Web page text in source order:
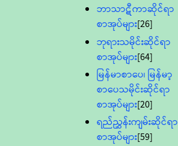
ဘာသာဋီကာဆိုင်ရာ
စာအုပ်များ[26]
ဘုရားသမိုင်းဆိုင်ရာ
စာအုပ်များ[64]
မြန်မာစာပေ၊ မြန်မာ့
စာပေသမိုင်းဆိုင်ရာ
စာအုပ်များ[20]
ရည်ညွှန်းကျမ်းဆိုင်ရာ
စာအုပ်များ[59]